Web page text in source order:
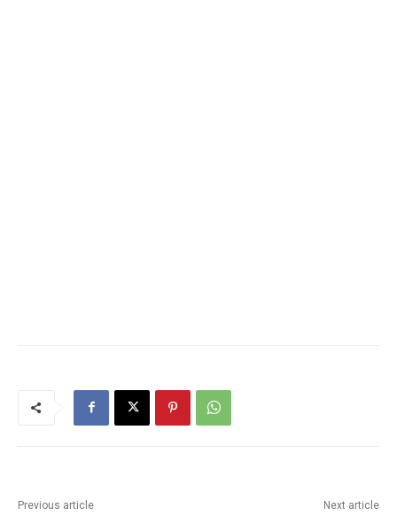
Previous article Next article